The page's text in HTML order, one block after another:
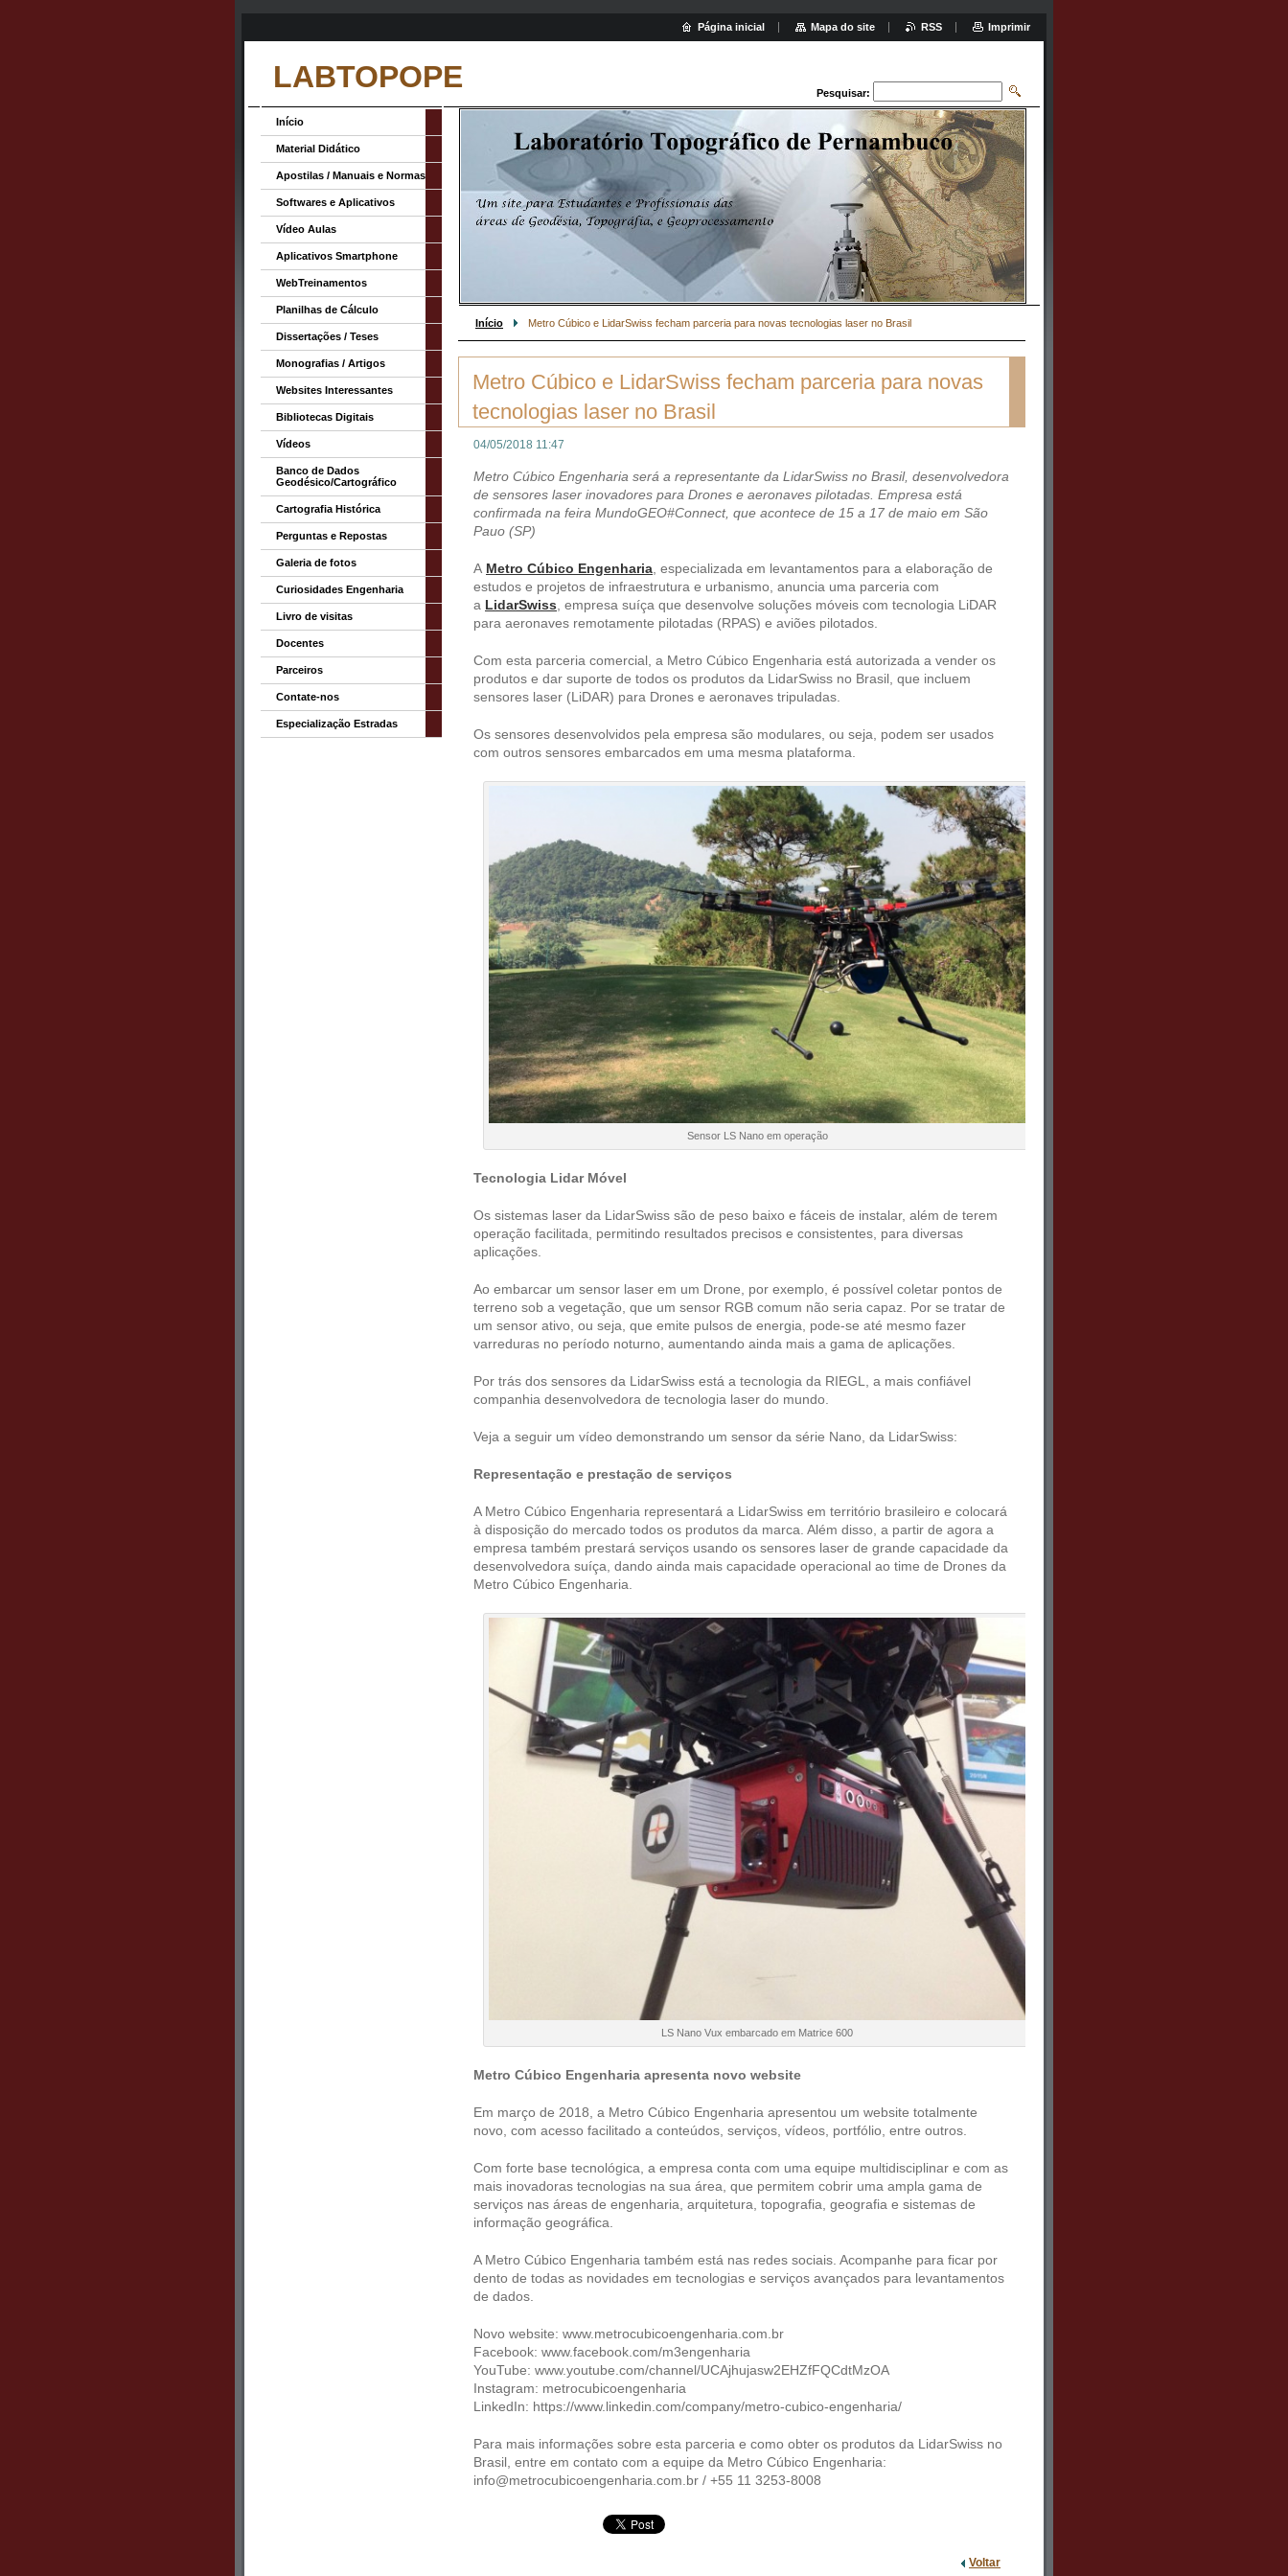
LABTOPOPE Pesquisar:
Início Metro Cúbico e LidarSwiss fecham parceria para novas tecnologias laser no Brasil
Metro Cúbico e LidarSwiss fecham parceria para novas
tecnologias laser no Brasil
04/05/2018 11:47
Metro Cúbico Engenharia será a representante da LidarSwiss no Brasil, desenvolvedora
de sensores laser inovadores para Drones e aeronaves pilotadas. Empresa está
confirmada na feira MundoGEO#Connect, que acontece de 15 a 17 de maio em São
Pauo (SP)
A Metro Cúbico Engenharia , especializada em levantamentos para a elaboração de
estudos e projetos de infraestrutura e urbanismo, anuncia uma parceria com
a LidarSwiss , empresa suíça que desenvolve soluções móveis com tecnologia LiDAR
para aeronaves remotamente pilotadas (RPAS) e aviões pilotados.
Com esta parceria comercial, a Metro Cúbico Engenharia está autorizada a vender os
produtos e dar suporte de todos os produtos da LidarSwiss no Brasil, que incluem
sensores laser (LiDAR) para Drones e aeronaves tripuladas.
Os sensores desenvolvidos pela empresa são modulares, ou seja, podem ser usados
com outros sensores embarcados em uma mesma plataforma.
Sensor LS Nano em operação
Tecnologia Lidar Móvel
Os sistemas laser da LidarSwiss são de peso baixo e fáceis de instalar, além de terem
operação facilitada, permitindo resultados precisos e consistentes, para diversas
aplicações.
Ao embarcar um sensor laser em um Drone, por exemplo, é possível coletar pontos de
terreno sob a vegetação, que um sensor RGB comum não seria capaz. Por se tratar de
um sensor ativo, ou seja, que emite pulsos de energia, pode-se até mesmo fazer
varreduras no período noturno, aumentando ainda mais a gama de aplicações.
Por trás dos sensores da LidarSwiss está a tecnologia da RIEGL, a mais confiável
companhia desenvolvedora de tecnologia laser do mundo.
Veja a seguir um vídeo demonstrando um sensor da série Nano, da LidarSwiss:
Representação e prestação de serviços
A Metro Cúbico Engenharia representará a LidarSwiss em território brasileiro e colocará
à disposição do mercado todos os produtos da marca. Além disso, a partir de agora a
empresa também prestará serviços usando os sensores laser de grande capacidade da
desenvolvedora suíça, dando ainda mais capacidade operacional ao time de Drones da
Metro Cúbico Engenharia.
LS Nano Vux embarcado em Matrice 600
Metro Cúbico Engenharia apresenta novo website
Em março de 2018, a Metro Cúbico Engenharia apresentou um website totalmente
novo, com acesso facilitado a conteúdos, serviços, vídeos, portfólio, entre outros.
Com forte base tecnológica, a empresa conta com uma equipe multidisciplinar e com as
mais inovadoras tecnologias na sua área, que permitem cobrir uma ampla gama de
serviços nas áreas de engenharia, arquitetura, topografia, geografia e sistemas de
informação geográfica.
A Metro Cúbico Engenharia também está nas redes sociais. Acompanhe para ficar por
dento de todas as novidades em tecnologias e serviços avançados para levantamentos
de dados.
Novo website: www.metrocubicoengenharia.com.br
Facebook: www.facebook.com/m3engenharia
YouTube: www.youtube.com/channel/UCAjhujasw2EHZfFQCdtMzOA
Instagram: metrocubicoengenharia
LinkedIn: https://www.linkedin.com/company/metro-cubico-engenharia/
Para mais informações sobre esta parceria e como obter os produtos da LidarSwiss no
Brasil, entre em contato com a equipe da Metro Cúbico Engenharia:
info@metrocubicoengenharia.com.br / +55 11 3253-8008
Voltar
Início
Material Didático
Apostilas / Manuais e Normas
Softwares e Aplicativos
Vídeo Aulas
Aplicativos Smartphone
WebTreinamentos
Planilhas de Cálculo
Dissertações / Teses
Monografias / Artigos
Websites Interessantes
Bibliotecas Digitais
Vídeos
Banco de Dados
Geodésico/Cartográfico
Cartografia Histórica
Perguntas e Repostas
Galeria de fotos
Curiosidades Engenharia
Livro de visitas
Docentes
Parceiros
Contate-nos
Especialização Estradas
Página inicial Mapa do site RSS Imprimir